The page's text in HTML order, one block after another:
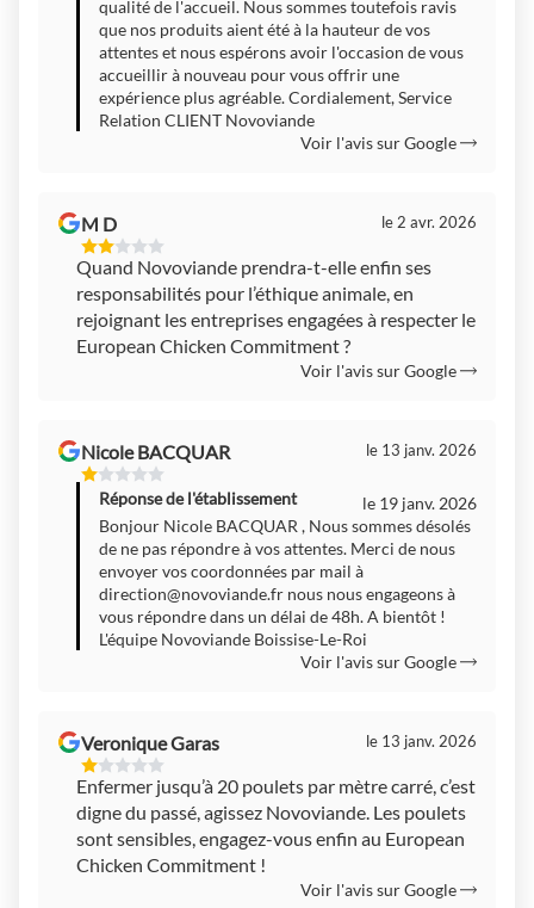
qualité de l'accueil. Nous sommes toutefois ravis
que nos produits aient été à la hauteur de vos
attentes et nous espérons avoir l'occasion de vous
accueillir à nouveau pour vous offrir une
expérience plus agréable. Cordialement, Service
Relation CLIENT Novoviande
Voir l'avis sur Google
M D
2
Étoiles
Sur
5
le 2 avr. 2026
Quand Novoviande prendra-t-elle enfin ses
responsabilités pour l’éthique animale, en
rejoignant les entreprises engagées à respecter le
European Chicken Commitment ?
Voir l'avis sur Google
Nicole BACQUAR
1
Étoiles
Sur
le 13 janv. 2026
Réponse de l'établissement
le 19 janv. 2026
Bonjour Nicole BACQUAR , Nous sommes désolés
de ne pas répondre à vos attentes. Merci de nous
envoyer vos coordonnées par mail à
direction@novoviande.fr nous nous engageons à
vous répondre dans un délai de 48h. A bientôt !
L'équipe Novoviande Boissise-Le-Roi
Voir l'avis sur Google
Veronique Garas
1
Étoiles
Sur
5
le 13 janv. 2026
Enfermer jusqu’à 20 poulets par mètre carré, c’est
digne du passé, agissez Novoviande. Les poulets
sont sensibles, engagez-vous enfin au European
Chicken Commitment !
Voir l'avis sur Google